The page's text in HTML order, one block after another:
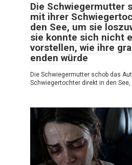
Die Schwiegermutter
mit ihrer
den See, um sie
sie konnte sich nicht
vorstellen, wie ihre
enden würde
Die Schwiegermutter schob das
Schwiegertochter direkt in den